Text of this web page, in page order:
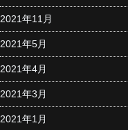
2021年11月
2021年5月
2021年4月
2021年3月
2021年1月